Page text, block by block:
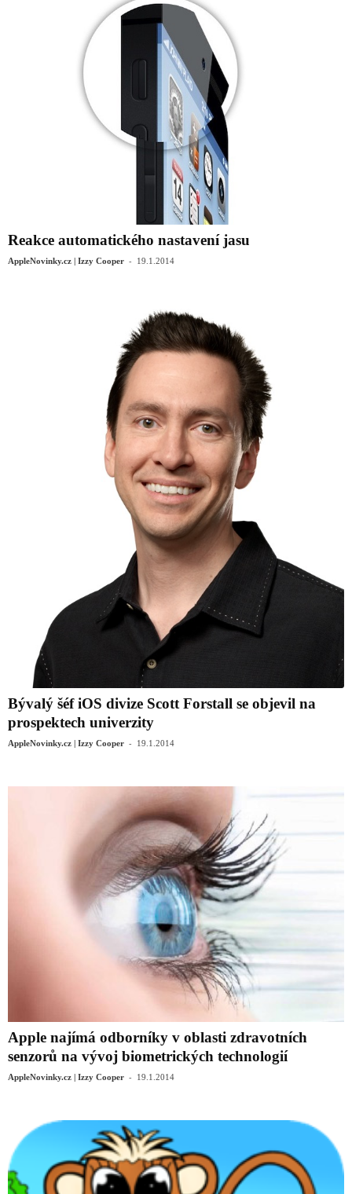
Reakce automatického nastavení jasu
AppleNovinky.cz | Izzy Cooper - 19.1.2014
Bývalý šéf iOS divize Scott Forstall se objevil na
prospektech univerzity
AppleNovinky.cz | Izzy Cooper - 19.1.2014
Apple najímá odborníky v oblasti zdravotních
senzorů na vývoj biometrických technologií
AppleNovinky.cz | Izzy Cooper - 19.1.2014